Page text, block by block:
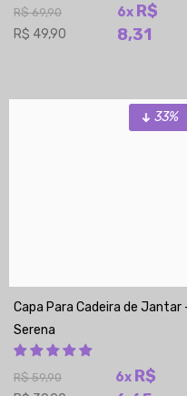
R$ 69,90
R$ 49,90
6x R$
8,31
33%
Capa Para Cadeira de Jantar
Serena
R$ 59,90 6x R$